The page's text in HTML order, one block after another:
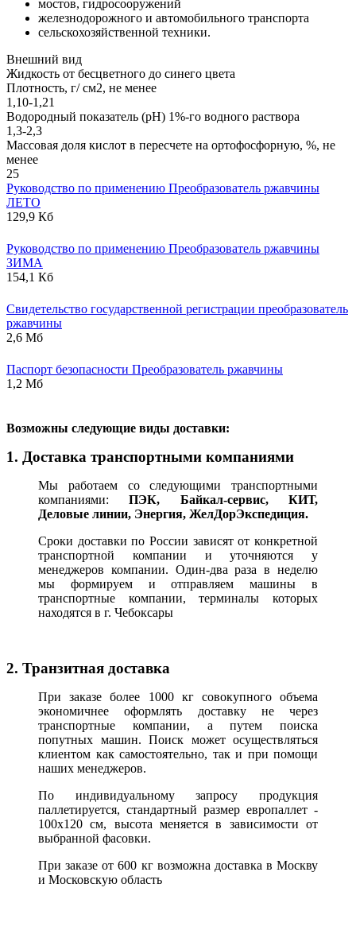
мостов, гидросооружений
железнодорожного и автомобильного транспорта
сельскохозяйственной техники.
Внешний вид
Жидкость от бесцветного до синего цвета
Плотность, г/ см2, не менее
1,10-1,21
Водородный показатель (рН) 1%-го водного раствора
1,3-2,3
Массовая доля кислот в пересчете на ортофосфорную, %, не
менее
25
Руководство по применению Преобразователь ржавчины
ЛЕТО
129,9 Кб
Руководство по применению Преобразователь ржавчины
ЗИМА
154,1 Кб
Свидетельство государственной регистрации преобразователь
ржавчины
2,6 Мб
Паспорт безопасности Преобразователь ржавчины
1,2 Мб
Возможны следующие виды доставки:
1. Доставка транспортными компаниями
Мы работаем со следующими транспортными
компаниями:ПЭК, Байкал-сервис, КИТ,
Деловые линии, Энергия, ЖелДорЭкспедиция.
Сроки доставки по России зависят от конкретной
транспортной компании и уточняются у
менеджеров компании. Один-два раза в неделю
мы формируем и отправляем машины в
транспортные компании, терминалы которых
находятся в г. Чебоксары
2. Транзитная доставка
При заказе более 1000 кг совокупного объема
экономичнее оформлять доставку не через
транспортные компании, а путем поиска
попутных машин. Поиск может осуществляться
клиентом как самостоятельно, так и при помощи
наших менеджеров.
По индивидуальному запросу продукция
паллетируется, стандартный размер европаллет -
100х120 см, высота меняется в зависимости от
выбранной фасовки.
При заказе от 600 кг возможна доставка в Москву
и Московскую область